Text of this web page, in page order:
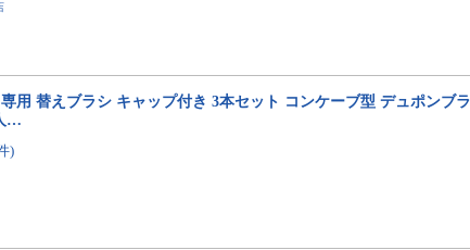
用 替えブラシ キャップ付き 3本セット コンケーブ型 デュポンブラ
…
)